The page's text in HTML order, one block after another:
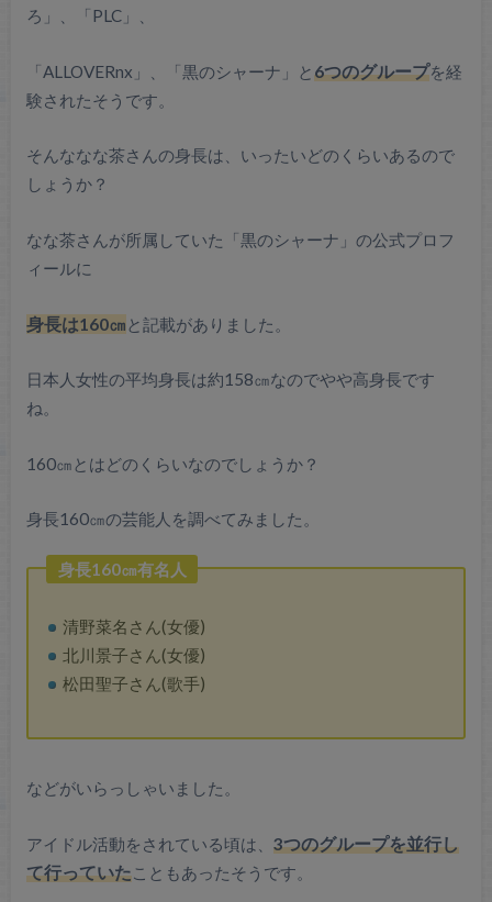
ろ」、「PLC」、
「ALLOVERnx」、「黒のシャーナ」と6つのグループを経
験されたそうです。
そんななな茶さんの身長は、いったいどのくらいあるので
しょうか？
なな茶さんが所属していた「黒のシャーナ」の公式プロフ
ィールに
身長は160㎝と記載がありました。
日本人女性の平均身長は約158㎝なのでやや高身長です
ね。
160㎝とはどのくらいなのでしょうか？
身長160㎝の芸能人を調べてみました。
身長160㎝有名人
清野菜名さん(女優)
北川景子さん(女優)
松田聖子さん(歌手)
などがいらっしゃいました。
アイドル活動をされている頃は、 3つのグループを並行し
て行っていたこともあったそうです。